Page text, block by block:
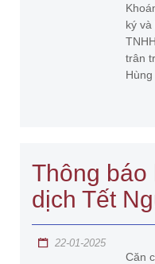
ký
trân
Hùng
Thông báo
dịch Tết
22-01-2025
Căn